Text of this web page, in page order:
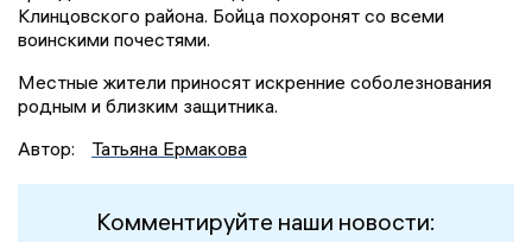
Клинцовского района. Бойца похоронят со всеми
воинскими почестями.
Местные жители приносят искренние соболезнования
родным и близким защитника.
Автор:
Татьяна Ермакова
Комментируйте наши новости: